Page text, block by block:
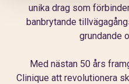
unika drag som
banbrytande
grundande
Med nästan 50 års
Clinique att revolutionera